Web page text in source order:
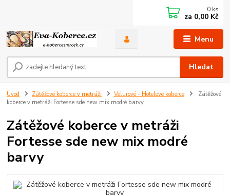
Menu
Hledat
0 ks
za 0,00 Kč
Úvod Zátěžové koberce v metráži Velurové - Hotelové koberce
Zátěžové
koberce v metráži Fortesse sde new mix modré barvy
Zátěžové koberce v metráži
Fortesse sde new mix modré
barvy